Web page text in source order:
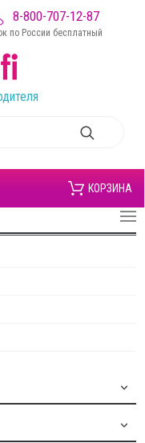
8-800-707-12-87
по России бесплатный
КОРЗИНА